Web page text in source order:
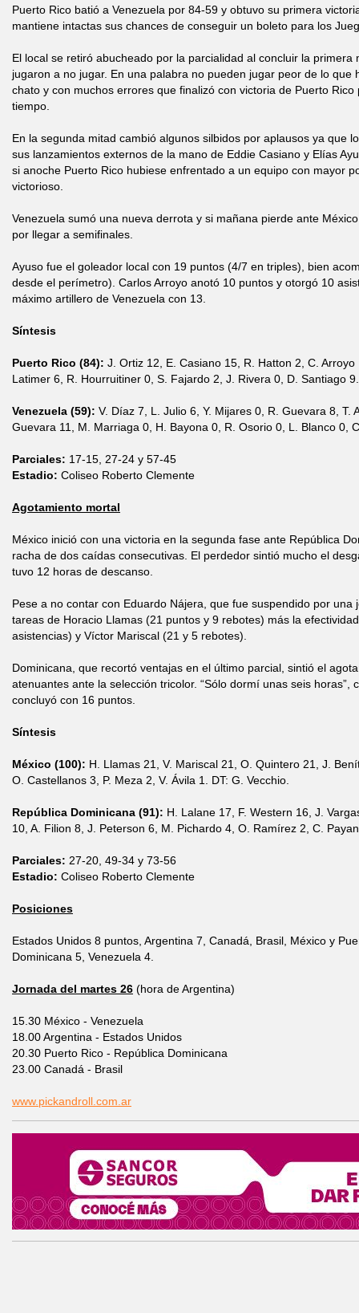
Puerto Rico batió a Venezuela por 84-59 y obtuvo su primera
mantiene intactas sus chances de conseguir un boleto para los
El local se retiró abucheado por la parcialidad al concluir la primera
jugaron a no jugar. En una palabra no pueden jugar peor de lo que
chato y con muchos errores que finalizó con victoria de Puerto
tiempo.
En la segunda mitad cambió algunos silbidos por aplausos ya que
sus lanzamientos externos de la mano de Eddie Casiano y Elías
si anoche Puerto Rico hubiese enfrentado a un equipo con mayor
victorioso.
Venezuela sumó una nueva derrota y si mañana pierde ante
por llegar a semifinales.
Ayuso fue el goleador local con 19 puntos (4/7 en triples), bien
desde el perímetro). Carlos Arroyo anotó 10 puntos y otorgó 10
máximo artillero de Venezuela con 13.
Síntesis
Puerto Rico (84): J. Ortiz 12, E. Casiano 15, R. Hatton 2, C.
Latimer 6, R. Hourruitiner 0, S. Fajardo 2, J. Rivera 0, D. Santiago
Venezuela (59): V. Díaz 7, L. Julio 6, Y. Mijares 0, R. Guevara 8, T.
Guevara 11, M. Marriaga 0, H. Bayona 0, R. Osorio 0, L. Blanco 0,
Parciales: 17-15, 27-24 y 57-45
Estadio: Coliseo Roberto Clemente
Agotamiento mortal
México inició con una victoria en la segunda fase ante República
racha de dos caídas consecutivas. El perdedor sintió mucho el
tuvo 12 horas de descanso.
Pese a no contar con Eduardo Nájera, que fue suspendido por una
tareas de Horacio Llamas (21 puntos y 9 rebotes) más la
asistencias) y Víctor Mariscal (21 y 5 rebotes).
Dominicana, que recortó ventajas en el último parcial, sintió el
atenuantes ante la selección tricolor. “Sólo dormí unas seis horas”,
concluyó con 16 puntos.
Síntesis
México (100): H. Llamas 21, V. Mariscal 21, O. Quintero 21, J.
O. Castellanos 3, P. Meza 2, V. Ávila 1. DT: G. Vecchio.
República Dominicana (91): H. Lalane 17, F. Western 16, J.
10, A. Filion 8, J. Peterson 6, M. Pichardo 4, O. Ramírez 2, C.
Parciales: 27-20, 49-34 y 73-56
Estadio: Coliseo Roberto Clemente
Posiciones
Estados Unidos 8 puntos, Argentina 7, Canadá, Brasil, México y
Dominicana 5, Venezuela 4.
Jornada del martes 26 (hora de Argentina)
15.30 México - Venezuela
18.00 Argentina - Estados Unidos
20.30 Puerto Rico - República Dominicana
23.00 Canadá - Brasil
www.pickandroll.com.ar